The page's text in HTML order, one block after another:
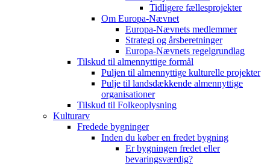
Tidligere fællesprojekter
Om Europa-Nævnet
Europa-Nævnets medlemmer
Strategi og årsberetninger
Europa-Nævnets regelgrundlag
Tilskud til almennyttige formål
Puljen til almennyttige kulturelle projekter
Pulje til landsdækkende almennyttige
organisationer
Tilskud til Folkeoplysning
Kulturarv
Fredede bygninger
Inden du køber en fredet bygning
Er bygningen fredet eller
bevaringsværdig?